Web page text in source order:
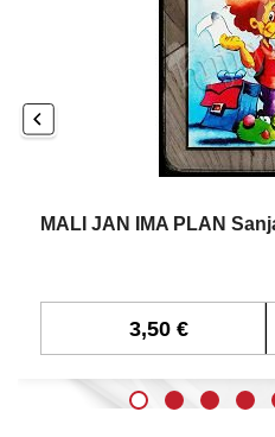
MALI JAN IMA PLAN
3,50 €